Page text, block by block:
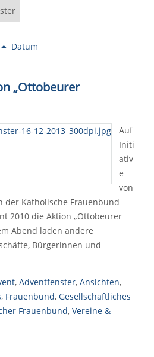
Datum
„Ottobeurer
Auf
Initi
ativ
e
von
der Katholische Frauenbund
2010 die Aktion „Ottobeurer
Abend laden andere
Bürgerinnen und
, Adventfenster, Ansichten,
, Frauenbund, Gesellschaftliches
Frauenbund, Vereine &